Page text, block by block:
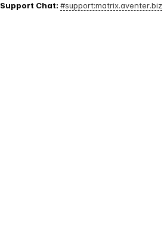
Support Chat: #support:matrix.aventer.biz